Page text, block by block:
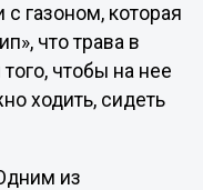
газоном, которая
что трава в
чтобы на нее
ходить, сидеть
из